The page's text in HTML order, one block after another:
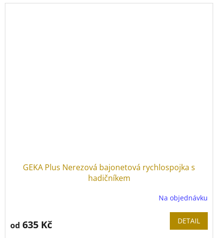
GEKA Plus Nerezová bajonetová rychlospojka s
hadičníkem
Na objednávku
od 635 Kč DETAIL